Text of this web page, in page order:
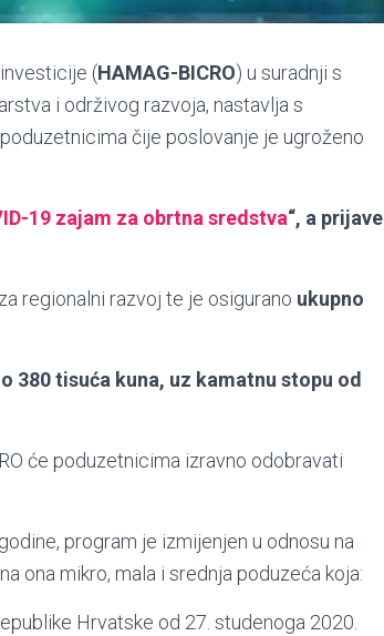
(HAMAG-BICRO) u suradnji s
i održivog razvoja, nastavlja s
čije poslovanje je ugroženo
19 zajam za obrtna sredstva“, a prijave
regionalni razvoj te je osigurano ukupno
tisuća kuna, uz kamatnu stopu od
će poduzetnicima izravno odobravati
program je izmijenjen u odnosu na
ona mikro, mala i srednja poduzeća koja:
Hrvatske od 27. studenoga 2020.